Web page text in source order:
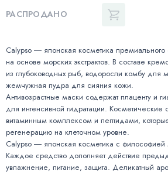
РАСПРОДАНО
Calypso ― японская косметика премиального
на основе морских экстрактов. В составе
из глубоководных рыб, водоросли комбу для
жемчужная пудра для сияния кожи.
Антивозрастные маски содержат плаценту и
для интенсивной гидратации. Косметические
витаминным комплексом и пептидами,
регенерацию на клеточном уровне.
Calypso ― японская косметика с философией
Каждое средство дополняет действие
увлажнение, питание, защита. Деликатный